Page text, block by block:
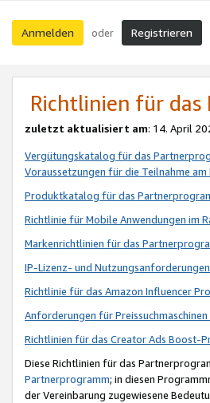
Anmelden oder Registrieren
Richtlinien für
zuletzt aktualisiert am: 14. April
Vergütungskatalog für das
Voraussetzungen für die Teilnahme
Produktkatalog für das
Richtlinie für Mobile Anwendungen im
Markenrichtlinien für das
IP-Lizenz- und
Richtlinie für das Amazon Influencer
Anforderungen für
Richtlinien für das Creator Ads Boost-
Diese Richtlinien für das
Partnerprogramm; in diesen
der Vereinbarung zugewiesene